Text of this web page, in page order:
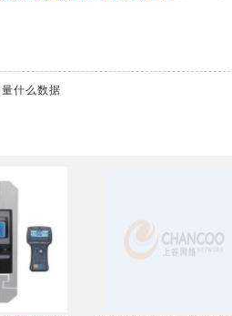
什么数据